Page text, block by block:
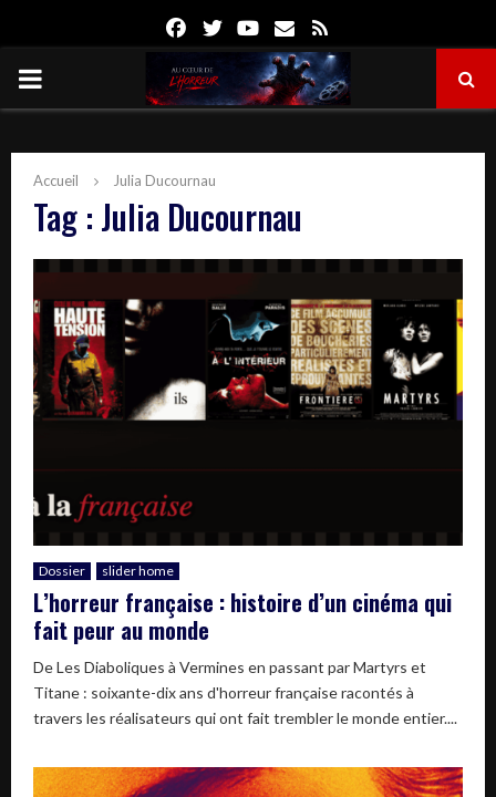
FacebookTwitterYoutube
Email
PRIMARY
Accueil Julia Ducournau
Tag : Julia Ducournau
Dossier slider home
L’horreur française : histoire d’un cinéma qui
fait peur au monde
De Les Diaboliques à Vermines en passant par Martyrs et
Titane : soixante-dix ans d'horreur française racontés à
travers les réalisateurs qui ont fait trembler le monde entier....